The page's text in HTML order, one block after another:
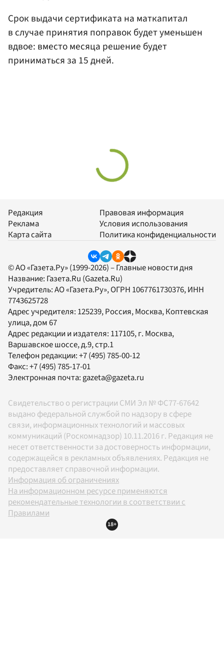
Срок выдачи сертификата на маткапитал
в случае принятия поправок будет уменьшен
вдвое: вместо месяца решение будет
приниматься за 15 дней.
Редакция
Реклама
Карта сайта
Правовая информация
Условия использования
Политика конфиденциальности
© АО «Газета.Ру» (1999-2026) – Главные новости дня
Название: Газета.Ru (Gazeta.Ru)
Учредитель:АО «Газета.Ру», ОГРН 1067761730376, ИНН
7743625728
Адрес учредителя: 125239, Россия, Москва, Коптевская
улица, дом 67
Адрес редакции и издателя: 117105, г. Москва,
Варшавское шоссе, д.9, стр.1
Телефон редакции:+7 (495) 785-00-12
Факс:+7 (495) 785-17-01
Электронная почта:gazeta@gazeta.ru
Свидетельство о регистрации СМИ Эл № ФС77-67642
выдано федеральной службой по надзору в сфере
связи, информационных технологий и массовых
коммуникаций (Роскомнадзор) 10.11.2016 г. Редакция не
несет ответственности за достоверность информации,
содержащейся в рекламных объявлениях. Редакция не
предоставляет справочной информации.
Информация об ограничениях
На информационном ресурсе применяются
рекомендательные технологии в соответствии с
Правилами
18+